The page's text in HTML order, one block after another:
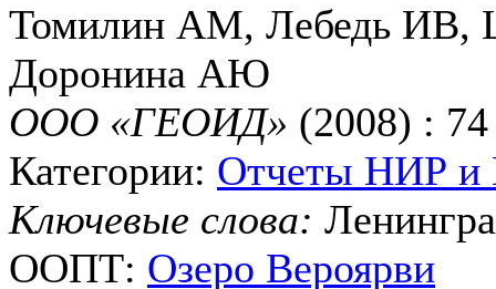
Томилин АМ, Лебедь ИВ,
Доронина АЮ
ООО «ГЕОИД» (2008) : 74
Категории: Отчеты НИР
Ключевые слова:
ООПТ: Озеро Вероярви